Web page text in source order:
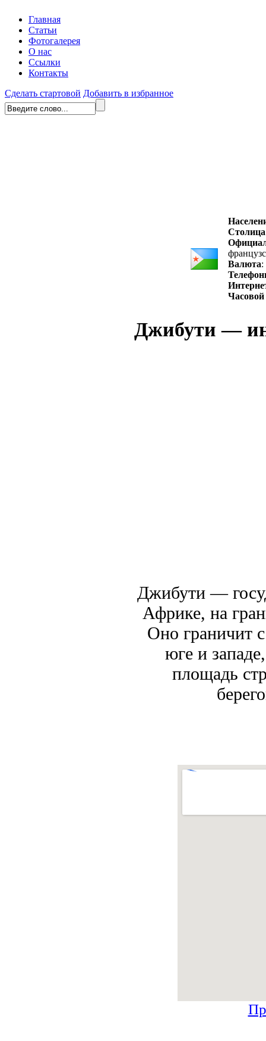
Главная
Статьи
Фотогалерея
О нас
Ссылки
Контакты
Сделать стартовой Добавить в избранное
Столица
Валюта:
Часовой
Джибути —
Джибути —
Африке, на
Оно граничит
юге и
площадь